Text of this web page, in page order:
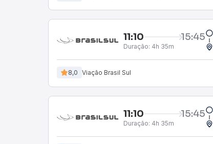
11:10 15:45
Duração: 4h 35m
8,0 Viação Brasil Sul
11:10 15:45
Duração: 4h 35m